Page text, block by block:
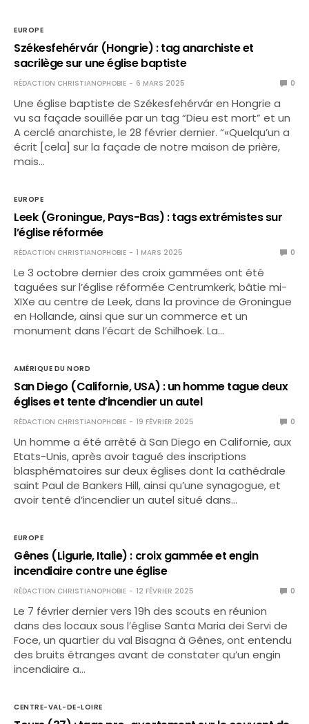
EUROPE
Székesfehérvár (Hongrie) : tag anarchiste et
sacrilège sur une église baptiste
RÉDACTION CHRISTIANOPHOBIE 6 MARS 2025 0
Une église baptiste de Székesfehérvár en Hongrie a
vu sa façade souillée par un tag “Dieu est mort” et un
A cerclé anarchiste, le 28 février dernier. “«Quelqu’un a
écrit [cela] sur la façade de notre maison de prière,
mais…
EUROPE
Leek (Groningue, Pays-Bas) : tags extrémistes sur
l’église réformée
RÉDACTION CHRISTIANOPHOBIE 1 MARS 2025 0
Le 3 octobre dernier des croix gammées ont été
taguées sur l’église réformée Centrumkerk, bâtie mi-
XIXe au centre de Leek, dans la province de Groningue
en Hollande, ainsi que sur un commerce et un
monument dans l’écart de Schilhoek. La…
AMÉRIQUE DU NORD
San Diego (Californie, USA) : un homme tague deux
églises et tente d’incendier un autel
RÉDACTION CHRISTIANOPHOBIE 19 FÉVRIER 2025 0
Un homme a été arrêté à San Diego en Californie, aux
Etats-Unis, après avoir tagué des inscriptions
blasphématoires sur deux églises dont la cathédrale
saint Paul de Bankers Hill, ainsi qu’une synagogue, et
avoir tenté d’incendier un autel situé dans…
EUROPE
Gênes (Ligurie, Italie) : croix gammée et engin
incendiaire contre une église
RÉDACTION CHRISTIANOPHOBIE 12 FÉVRIER 2025 0
Le 7 février dernier vers 19h des scouts en réunion
dans des locaux sous l’église Santa Maria dei Servi de
Foce, un quartier du val Bisagna à Gênes, ont entendu
des bruits étranges avant de constater qu’un engin
incendiaire a…
CENTRE-VAL-DE-LOIRE